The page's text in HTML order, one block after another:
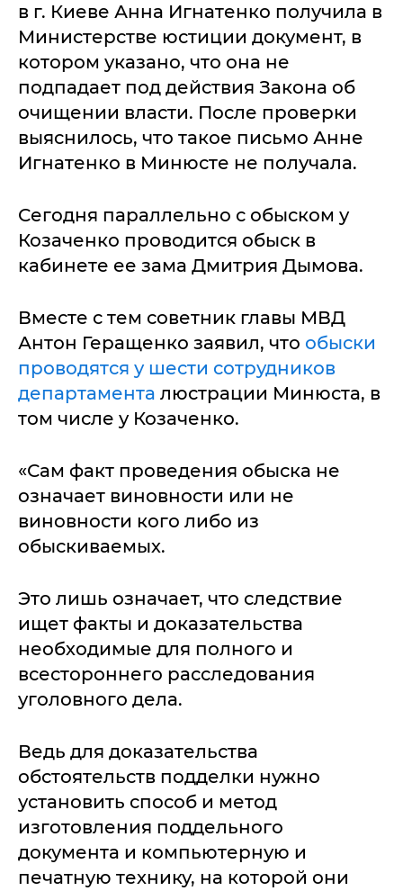
в г. Киеве Анна Игнатенко получила в
Министерстве юстиции документ, в
котором указано, что она не
подпадает под действия Закона об
очищении власти. После проверки
выяснилось, что такое письмо Анне
Игнатенко в Минюсте не получала.
Сегодня параллельно с обыском у
Козаченко проводится обыск в
кабинете ее зама Дмитрия Дымова.
Вместе с тем советник главы МВД
Антон Геращенко заявил, что обыски
проводятся у шести сотрудников
департамента люстрации Минюста, в
том числе у Козаченко.
«Сам факт проведения обыска не
означает виновности или не
виновности кого либо из
обыскиваемых.
Это лишь означает, что следствие
ищет факты и доказательства
необходимые для полного и
всестороннего расследования
уголовного дела.
Ведь для доказательства
обстоятельств подделки нужно
установить способ и метод
изготовления поддельного
документа и компьютерную и
печатную технику, на которой они